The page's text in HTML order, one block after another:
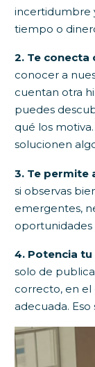
incertidumbre
tiempo o
2. Te conecta
conocer a
cuentan otra
puedes
qué los
solucionen
3. Te permite
si observas
emergentes,
oportunidades
4. Potencia
solo de
correcto, en el
adecuada.